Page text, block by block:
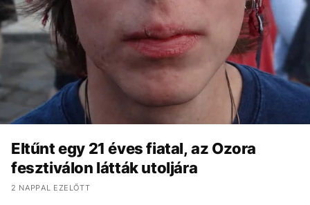
Eltűnt egy 21 éves fiatal, az Ozora
fesztiválon látták utoljára
2 NAPPAL EZELŐTT